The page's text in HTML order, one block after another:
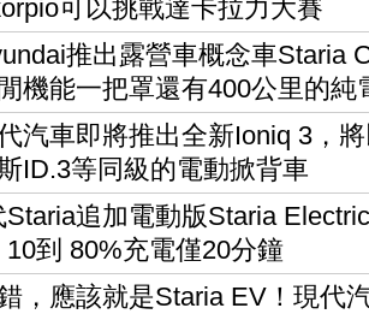
可以挑戰達卡拉力大賽
推出露營車概念車Staria
機能一把罩還有400公里的純
汽車即將推出全新Ioniq 3，
ID.3等同級的電動掀背車
Staria追加電動版Staria
10到 80%充電僅20分鐘
，應該就是Staria EV！現代